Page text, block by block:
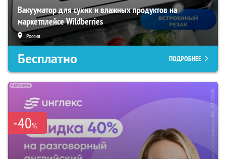
Вакууматор для сухих и влажных продуктов на
маркетплейсе Wildberries
Россия
Бесплатно ПОДРОБНЕЕ
-40%